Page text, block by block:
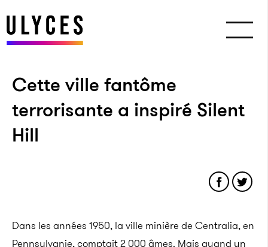
Cette ville fantôme
terrorisante a inspiré Silent
Hill
Dans les années 1950, la ville minière de Centralia, en
Pennsylvanie, comptait 2 000 âmes. Mais quand un